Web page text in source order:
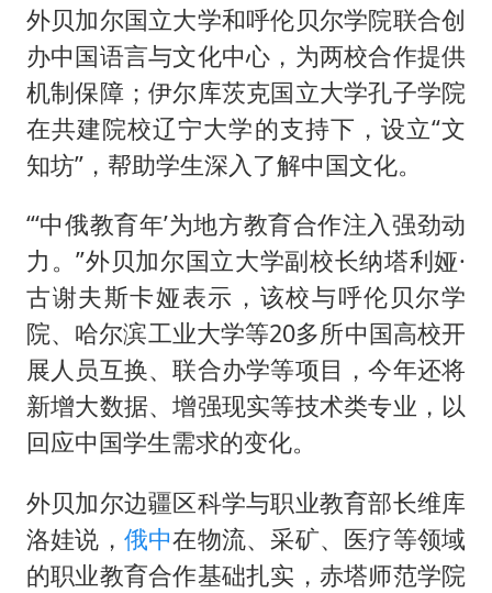
外贝加尔国立大学和呼伦贝尔学院联合创
办中国语言与文化中心，为两校合作提供
机制保障；伊尔库茨克国立大学孔子学院
在共建院校辽宁大学的支持下，设立“文
知坊”，帮助学生深入了解中国文化。
“‘中俄教育年’为地方教育合作注入强劲动
力。”外贝加尔国立大学副校长纳塔利娅·
古谢夫斯卡娅表示，该校与呼伦贝尔学
院、哈尔滨工业大学等20多所中国高校开
展人员互换、联合办学等项目，今年还将
新增大数据、增强现实等技术类专业，以
回应中国学生需求的变化。
外贝加尔边疆区科学与职业教育部长维库
洛娃说， 俄中在物流、采矿、医疗等领域
的职业教育合作基础扎实，赤塔师范学院